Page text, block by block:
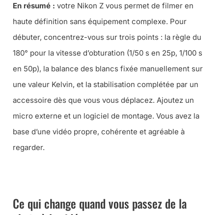
En résumé : votre Nikon Z vous permet de filmer en
haute définition sans équipement complexe. Pour
débuter, concentrez-vous sur trois points : la règle du
180° pour la vitesse d’obturation (1/50 s en 25p, 1/100 s
en 50p), la balance des blancs fixée manuellement sur
une valeur Kelvin, et la stabilisation complétée par un
accessoire dès que vous vous déplacez. Ajoutez un
micro externe et un logiciel de montage. Vous avez la
base d’une vidéo propre, cohérente et agréable à
regarder.
Ce qui change quand vous passez de la